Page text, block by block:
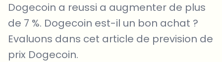
Dogecoin a reussi a augmenter de plus
de 7 %. Dogecoin est-il un bon achat ?
Evaluons dans cet article de prevision de
prix Dogecoin.